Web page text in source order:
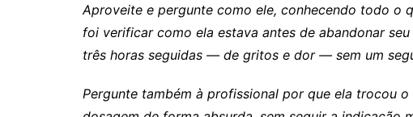
Aproveite e pergunte como ele, conhecendo todo o
foi verificar como ela estava antes de abandonar
três horas seguidas — de gritos e dor — sem um
Pergunte também à profissional por que ela trocou